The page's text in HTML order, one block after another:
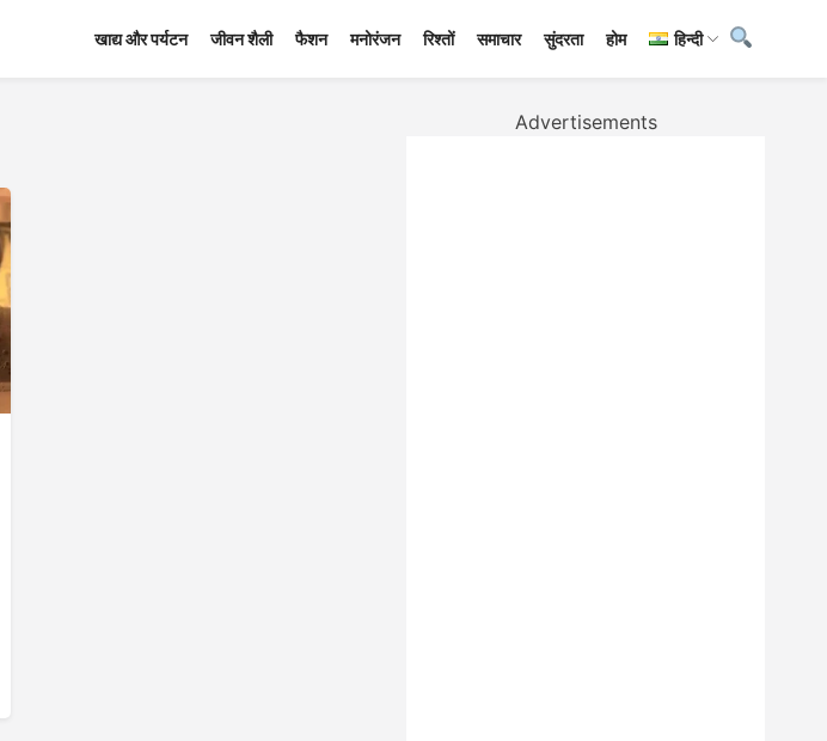
खाद्य और पर्यटन जीवन शैली फैशन मनोरंजन रिश्तों समाचार सुंदरता होम हिन्दी
Advertisements